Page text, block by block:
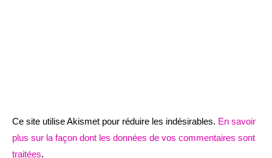
Ce site utilise Akismet pour réduire les indésirables. En savoir
plus sur la façon dont les données de vos commentaires sont
traitées.